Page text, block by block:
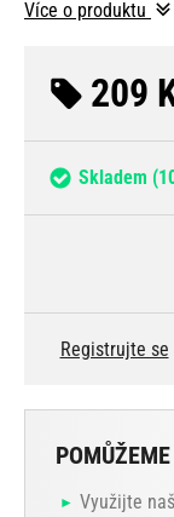
Více o produktu
209
Skladem
Registrujte se
Využijte